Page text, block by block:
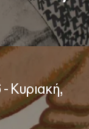
Κυριακή,